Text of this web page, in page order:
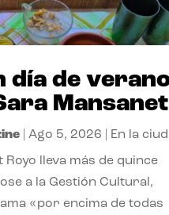
día de
Mansanet
| Ago 5, 2026 En la
Royo lleva más de quince
a la Gestión Cultural,
«por encima de todas